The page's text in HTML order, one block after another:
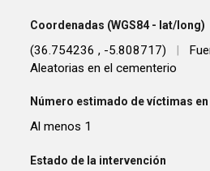
Coordenadas (WGS84 - lat/long)
(36.754236 , -5.808717) |
Aleatorias en el cementerio
Número estimado de víctimas
Al menos 1
Estado de la intervención